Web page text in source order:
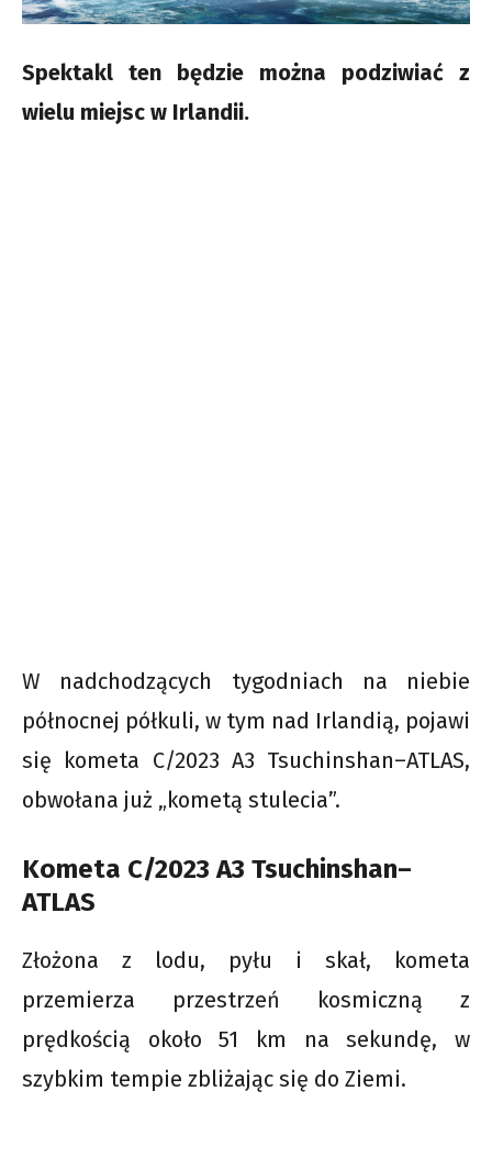
Spektakl ten będzie można podziwiać z
wielu miejsc w Irlandii.
W nadchodzących tygodniach na niebie
północnej półkuli, w tym nad Irlandią, pojawi
się kometa C/2023 A3 Tsuchinshan–ATLAS,
obwołana już „kometą stulecia”.
Kometa C/2023 A3 Tsuchinshan–
ATLAS
Złożona z lodu, pyłu i skał, kometa
przemierza przestrzeń kosmiczną z
prędkością około 51 km na sekundę, w
szybkim tempie zbliżając się do Ziemi.